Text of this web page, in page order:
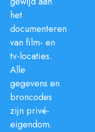
het
documenteren
van film- en
tv-locaties.
Alle
gegevens en
broncodes
zijn privé-
eigendom.